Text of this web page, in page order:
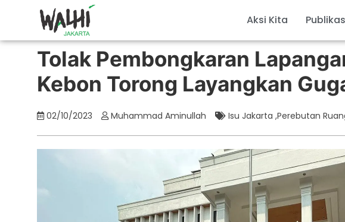
Aksi Kita
Tolak Pembongkaran
Kebon Torong Layangkan
02/10/2023 Muhammad Aminullah Isu Jakarta ,Perebutan